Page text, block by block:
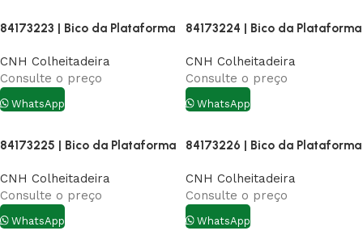
84173223 | Bico da Plataforma
CNH Colheitadeira
Consulte o preço
WhatsApp
84173224 | Bico da Plataforma
CNH Colheitadeira
Consulte o preço
WhatsApp
84173225 | Bico da Plataforma
CNH Colheitadeira
Consulte o preço
WhatsApp
84173226 | Bico da Plataforma
CNH Colheitadeira
Consulte o preço
WhatsApp